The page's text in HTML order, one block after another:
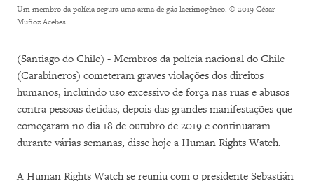
Um membro da polícia segura uma arma de gás lacrimogêneo. © 2019 César
Muñoz Acebes
(Santiago do Chile) - Membros da polícia nacional do Chile
(Carabineros) cometeram graves violações dos direitos
humanos, incluindo uso excessivo de força nas ruas e abusos
contra pessoas detidas, depois das grandes manifestações que
começaram no dia 18 de outubro de 2019 e continuaram
durante várias semanas, disse hoje a Human Rights Watch.
A Human Rights Watch se reuniu com o presidente Sebastián